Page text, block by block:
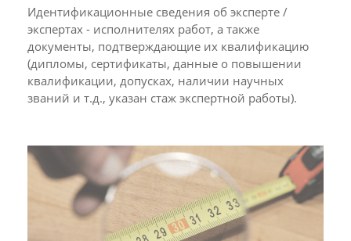
Идентификационные сведения об эксперте /
экспертах - исполнителях работ, а также
документы, подтверждающие их квалификацию
(дипломы, сертификаты, данные о повышении
квалификации, допусках, наличии научных
званий и т.д., указан стаж экспертной работы).